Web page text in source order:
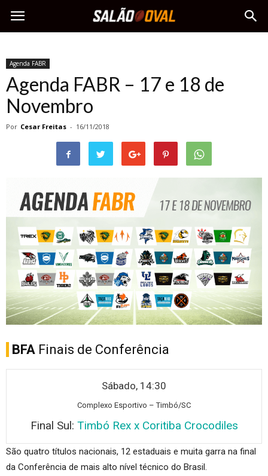
Agenda FABR
Agenda FABR – 17 e 18 de
Novembro
Por Cesar Freitas - 16/11/2018
BFA Finais de Conferência
Sábado, 14:30
Complexo Esportivo – Timbó/SC
Final Sul: Timbó Rex x Coritiba Crocodiles
São quatro títulos nacionais, 12 estaduais e muita garra na final
da Conferência de mais alto nível técnico do Brasil.